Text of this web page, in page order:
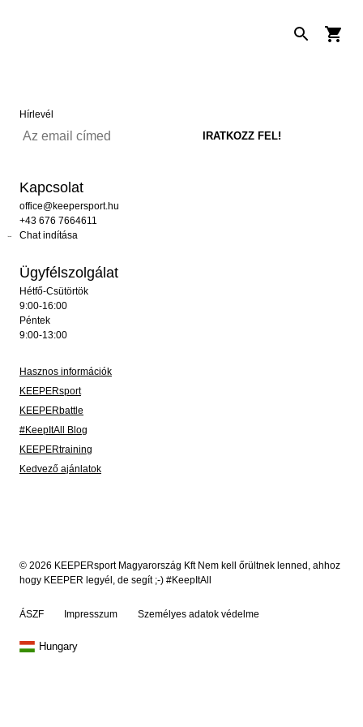
Hírlevél
Kapcsolat
office@keepersport.hu
+43 676 7664611
Chat indítása
Ügyfélszolgálat
Hétfő-Csütörtök
9:00-16:00
Péntek
9:00-13:00
Hasznos információk
KEEPERsport
KEEPERbattle
#KeepItAll Blog
KEEPERtraining
Kedvező ajánlatok
© 2026 KEEPERsport Magyarország Kft Nem kell őrültnek lenned, ahhoz
hogy KEEPER legyél, de segít ;-) #KeepItAll
ÁSZF Impresszum Személyes adatok védelme
Hungary